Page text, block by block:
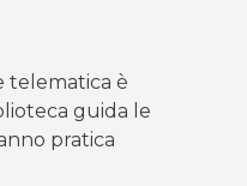
telematica è
guida le
pratica